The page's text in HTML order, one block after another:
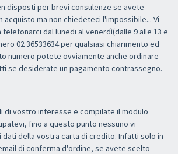
disposti per brevi consulenze se avete
acquisto ma non chiedeteci l'impossibile... Vi
dal lunedi al venerdì(dalle 9 alle 13 e
02 36533634 per qualsiasi chiarimento ed
numero potete ovviamente anche ordinare
se desiderate un pagamento contrassegno.
di vostro interesse e compilate il modulo
fino a questo punto nessuno vi
della vostra carta di credito. Infatti solo in
di conferma d'ordine, se avete scelto